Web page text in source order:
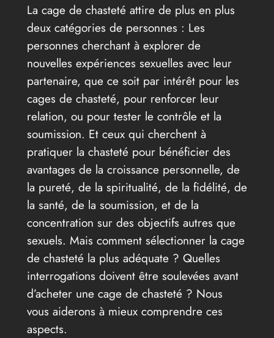
La cage de chasteté attire de plus en plus
deux catégories de personnes : Les
personnes cherchant à explorer de
nouvelles expériences sexuelles avec leur
partenaire, que ce soit par intérêt pour les
cages de chasteté, pour renforcer leur
relation, ou pour tester le contrôle et la
soumission. Et ceux qui cherchent à
pratiquer la chasteté pour bénéficier des
avantages de la croissance personnelle, de
la pureté, de la spiritualité, de la fidélité, de
la santé, de la soumission, et de la
concentration sur des objectifs autres que
sexuels. Mais comment sélectionner la cage
de chasteté la plus adéquate ? Quelles
interrogations doivent être soulevées avant
d’acheter une cage de chasteté ? Nous
vous aiderons à mieux comprendre ces
aspects.